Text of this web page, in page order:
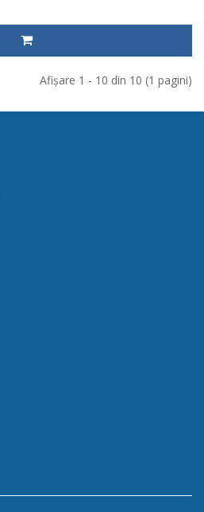
Afişare 1 - 10 din 10 (1 pagini)